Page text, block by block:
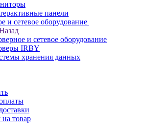
панели
и сетевое оборудование
и сетевое оборудование
IRBY
хранения данных
на товар